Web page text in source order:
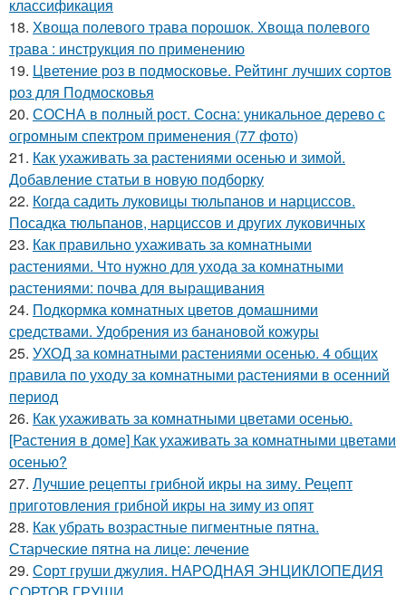
классификация
18. Хвоща полевого трава порошок. Хвоща полевого
трава : инструкция по применению
19. Цветение роз в подмосковье. Рейтинг лучших сортов
роз для Подмосковья
20. СОСНА в полный рост. Сосна: уникальное дерево с
огромным спектром применения (77 фото)
21. Как ухаживать за растениями осенью и зимой.
Добавление статьи в новую подборку
22. Когда садить луковицы тюльпанов и нарциссов.
Посадка тюльпанов, нарциссов и других луковичных
23. Как правильно ухаживать за комнатными
растениями. Что нужно для ухода за комнатными
растениями: почва для выращивания
24. Подкормка комнатных цветов домашними
средствами. Удобрения из банановой кожуры
25. УХОД за комнатными растениями осенью. 4 общих
правила по уходу за комнатными растениями в осенний
период
26. Как ухаживать за комнатными цветами осенью.
[Растения в доме] Как ухаживать за комнатными цветами
осенью?
27. Лучшие рецепты грибной икры на зиму. Рецепт
приготовления грибной икры на зиму из опят
28. Как убрать возрастные пигментные пятна.
Старческие пятна на лице: лечение
29. Сорт груши джулия. НАРОДНАЯ ЭНЦИКЛОПЕДИЯ